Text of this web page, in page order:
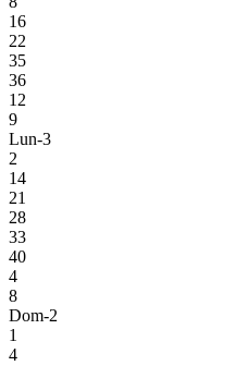
16
22
35
36
12
9
Lun-3
2
14
21
28
33
40
4
8
Dom-2
1
4